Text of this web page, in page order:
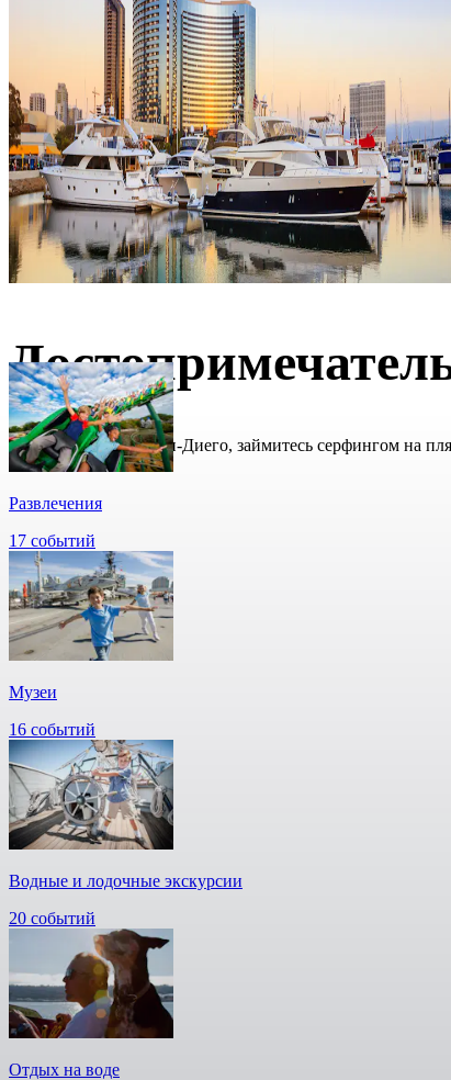
Посетите зоопарк Сан-Диего, займитесь серфингом на
Развлечения
17 событий
Музеи
16 событий
Водные и лодочные экскурсии
20 событий
Отдых на воде